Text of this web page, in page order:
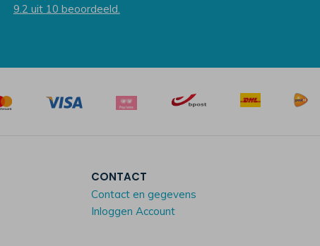
9.2 uit 10 beoordeeld.
CONTACT
Contact en gegevens
Inloggen Account